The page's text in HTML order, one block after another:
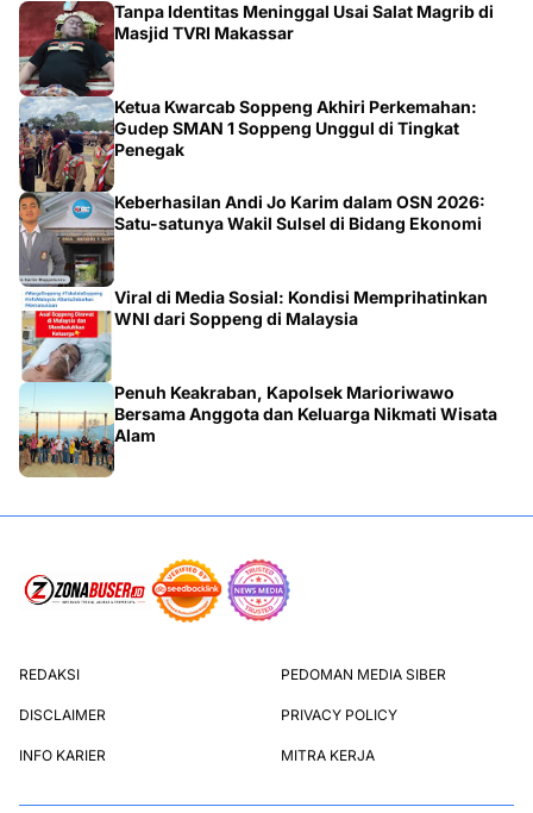
Tanpa Identitas Meninggal Usai Salat Magrib di
Masjid TVRI Makassar
Ketua Kwarcab Soppeng Akhiri Perkemahan:
Gudep SMAN 1 Soppeng Unggul di Tingkat
Penegak
Keberhasilan Andi Jo Karim dalam OSN 2026:
Satu-satunya Wakil Sulsel di Bidang Ekonomi
Viral di Media Sosial: Kondisi Memprihatinkan
WNI dari Soppeng di Malaysia
Penuh Keakraban, Kapolsek Marioriwawo
Bersama Anggota dan Keluarga Nikmati Wisata
Alam
REDAKSI PEDOMAN MEDIA SIBER
DISCLAIMER PRIVACY POLICY
INFO KARIER MITRA KERJA